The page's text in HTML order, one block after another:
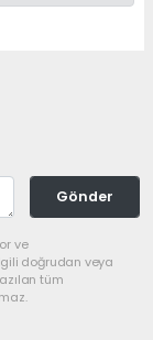
Gönder
ve
doğrudan veya
tüm